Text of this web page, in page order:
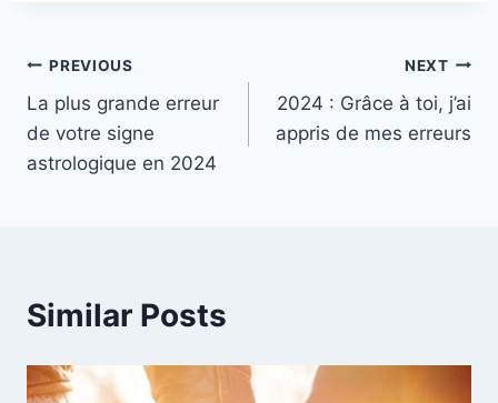
Post
navigation
PREVIOUS
La plus grande erreur
de votre signe
astrologique en 2024
NEXT
2024 : Grâce à toi, j’ai
appris de mes erreurs
Similar Posts